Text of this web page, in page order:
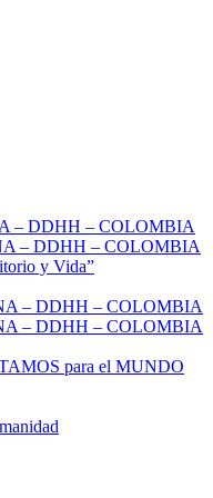
– DDHH – COLOMBIA
– DDHH – COLOMBIA
y Vida”
– DDHH – COLOMBIA
– DDHH – COLOMBIA
para el MUNDO